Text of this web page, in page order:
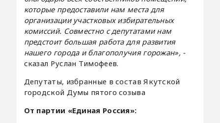
которые предоставили нам места для
организации участковых избирательных
комиссий. Совместно с депутатами нам
предстоит большая работа для развития
нашего города и благополучия горожан», -
сказал Руслан Тимофеев.
Депутаты, избранные в состав Якутской
городской Думы пятого созыва
От партии «Единая Россия»: